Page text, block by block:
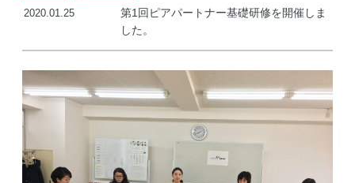
2020.01.25
第1回ピアパートナー基礎研修を開催しま
した。